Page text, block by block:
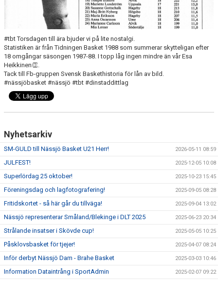
#tbt Torsdagen till ära bjuder vi på lite nostalgi.
Statistiken är från Tidningen Basket 1988 som summerar skytteligan efter
18 omgångar säsongen 1987-88. I topp låg ingen mindre än vår Esa
Heikkinen👏.
Tack till Fb-gruppen Svensk Baskethistoria för lån av bild.
#nässjöbasket #nässjö #tbt #dinstaddittlag
Nyhetsarkiv
SM-GULD till Nässjö Basket U21 Herr! 2026-05-11 08:59
JULFEST! 2025-12-05 10:08
Superlördag 25 oktober! 2025-10-23 15:45
Föreningsdag och lagfotografering! 2025-09-05 08:28
Fritidskortet - så här går du tillväga! 2025-09-04 13:02
Nässjö representerar Småland/Blekinge i DLT 2025 2025-06-23 20:34
Strålande insatser i Skövde cup! 2025-05-05 10:25
Påsklovsbasket för tjejer! 2025-04-07 08:24
Inför derbyt Nässjö Dam - Brahe Basket 2025-03-03 10:46
Information Dataintrång i SportAdmin 2025-02-07 09:22